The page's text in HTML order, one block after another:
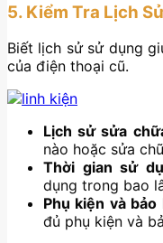
5. Kiểm Tra Lịch
Biết lịch sử sử dụng
của điện thoại cũ.
Lịch sử sửa
nào hoặc sửa
Thời gian sử
dụng trong bao
Phụ kiện và bảo
đủ phụ kiện và